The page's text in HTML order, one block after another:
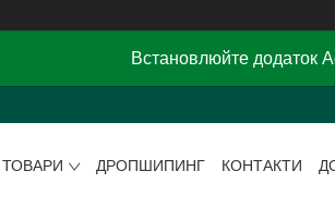
Встановлюйте додаток
ТОВАРИ ДРОПШИПИНГ КОНТАКТИ